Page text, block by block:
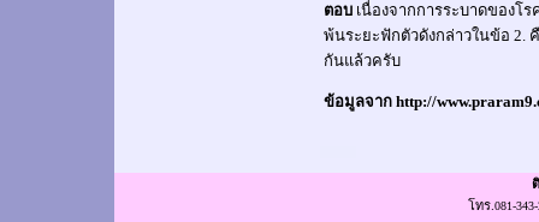
ตอบ เนื่องจากการระบาดของโ
พ้นระยะฟักตัวดังกล่าวในข้อ 2.
กันแล้วครับ
ข้อมูลจาก http://
โทร. 081-